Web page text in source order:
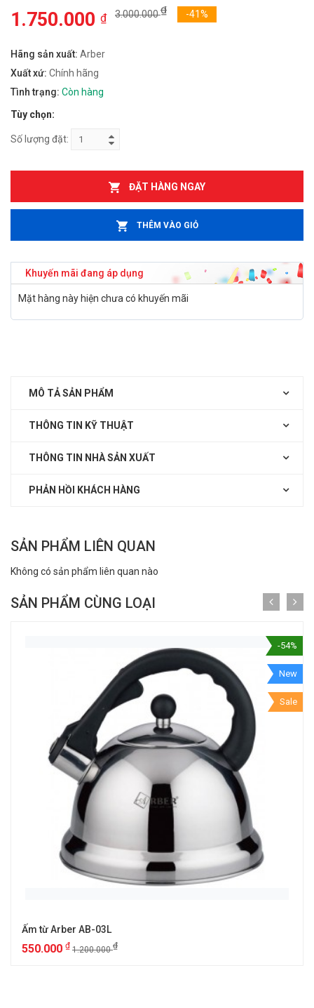
1.750.000 ₫ 3.000.000₫ -41%
Hãng sản xuất: Arber
Xuất xứ: Chính hãng
Tình trạng: Còn hàng
Tùy chọn:
Số lượng đặt:
ĐẶT HÀNG NGAY
THÊM VÀO GIỎ
Khuyến mãi đang áp dụng
Mặt hàng này hiện chưa có khuyến mãi
MÔ TẢ SẢN PHẨM
THÔNG TIN KỸ THUẬT
THÔNG TIN NHÀ SẢN XUẤT
PHẢN HỒI KHÁCH HÀNG
SẢN PHẨM LIÊN QUAN
Không có sản phẩm liên quan nào
SẢN PHẨM CÙNG LOẠI
-54%
New
Sale
Ấm từ Arber AB-03L
550.000 ₫ 1.200.000₫